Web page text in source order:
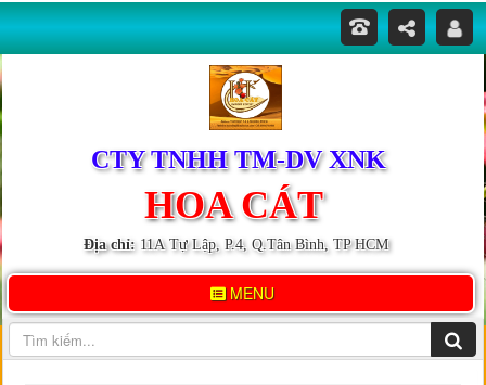
CTY TNHH TM-DV XNK
HOA CÁT
Địa chỉ: 11A Tự Lập, P.4, Q.Tân Bình, TP HCM
MENU